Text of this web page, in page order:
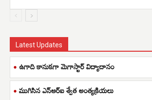
Latest Updates
ఉగాది కానుకగా మెగాస్టార్ విద్యాదానం
ముగిసిన ఎన్ఆర్ఐ శ్వేత అంత్యక్రియలు